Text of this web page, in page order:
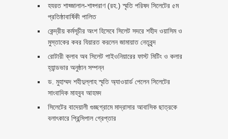
হযরত শাহ্জালাল-শাহ্পরাণ (রহ.) স্মৃতি পরিষদ সিলেটের ৫ম
প্রতিষ্ঠাবার্ষিকী পালিত ‎​
কেন্দ্রীয় কর্মসূচীর অংশ হিসেবে সিলেট সদরে শহীদ ওয়াসিম ও
মুস্তাকের কবর যিয়ারত করলেন জামায়াত নেতৃবৃন্দ ‎
রোটারী ক্লাব অব সিলেট পাইওনিয়ারের ফাস্ট মিটিং ও কলার
হ্যান্ডভার অনুষ্ঠান সম্পন্ন
ড. মুহাম্মদ শহীদুল্লাহ স্মৃতি অ্যাওয়ার্ড পেলেন সিলেটের
সাংবাদিক মাহবুব আহমদ
সিলেটের বাদেয়ালী গুচ্ছগ্রামে মাদ্রাসার আবাসিক ছাত্রকে
বলাৎকারে প্রিন্সিপাল গ্রেপ্তার ‎